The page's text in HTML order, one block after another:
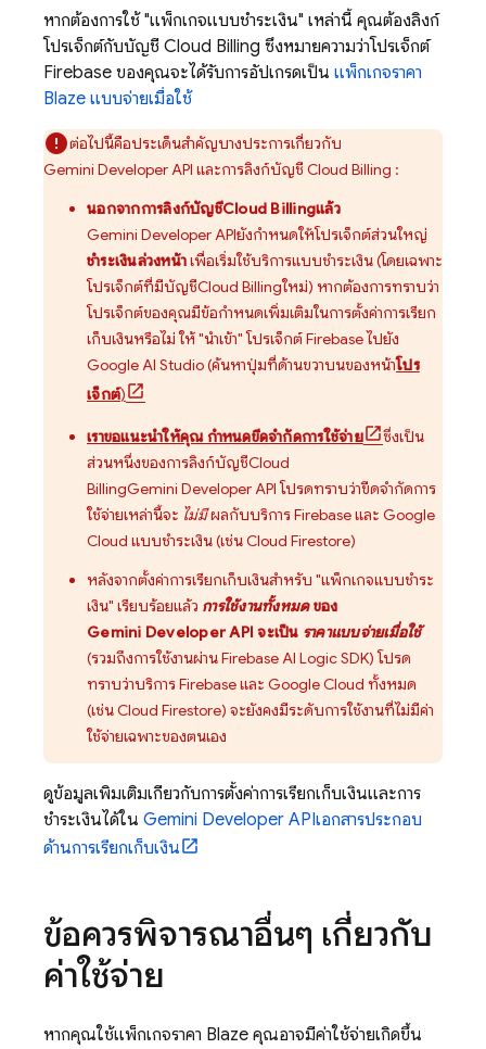
หากต้องการใช้ "แพ็กเกจแบบชำระเงิน" เหล่านี้ คุณต้องลิงก์
โปรเจ็กต์กับบัญชี Cloud Billing ซึ่งหมายความว่าโปรเจ็กต์
Firebase ของคุณจะได้รับการอัปเกรดเป็น แพ็กเกจราคา
Blaze แบบจ่ายเมื่อใช้
ต่อไปนี้คือประเด็นสำคัญบางประการเกี่ยวกับ
Gemini Developer API และการลิงก์บัญชี Cloud Billing :
นอกจากการลิงก์บัญชีCloud Billingแล้ว
Gemini Developer APIยังกำหนดให้โปรเจ็กต์ส่วนใหญ่
ชำระเงินล่วงหน้าเพื่อเริ่มใช้บริการแบบชำระเงิน (โดยเฉพาะ
โปรเจ็กต์ที่มีบัญชีCloud Billingใหม่) หากต้องการทราบว่า
โปรเจ็กต์ของคุณมีข้อกำหนดเพิ่มเติมในการตั้งค่าการเรียก
เก็บเงินหรือไม่ ให้ "นำเข้า" โปรเจ็กต์ Firebase ไปยัง
Google AI Studio(ค้นหาปุ่มที่ด้านขวาบนของหน้าโปร
เจ็กต์)
เราขอแนะนำให้คุณ กำหนดขีดจำกัดการใช้จ่าย
ซึ่งเป็น
ส่วนหนึ่งของการลิงก์บัญชีCloud
BillingGemini Developer APIโปรดทราบว่าขีดจำกัดการ
ใช้จ่ายเหล่านี้จะ ไม่มีผลกับบริการ Firebase และ Google
Cloud แบบชำระเงิน (เช่นCloud Firestore)
หลังจากตั้งค่าการเรียกเก็บเงินสำหรับ "แพ็กเกจแบบชำระ
เงิน" เรียบร้อยแล้ว การใช้งานทั้งหมดของ
Gemini Developer API จะเป็น ราคาแบบจ่ายเมื่อใช้
(รวมถึงการใช้งานผ่านFirebase AI LogicSDK) โปรด
ทราบว่าบริการ Firebase และ Google Cloud ทั้งหมด
(เช่นCloud Firestore) จะยังคงมีระดับการใช้งานที่ไม่มีค่า
ใช้จ่ายเฉพาะของตนเอง
ดูข้อมูลเพิ่มเติมเกี่ยวกับการตั้งค่าการเรียกเก็บเงินและการ
ชำระเงินได้ใน Gemini Developer APIเอกสารประกอบ
ด้านการเรียกเก็บเงิน
ข้อควรพิจารณาอื่นๆ เกี่ยวกับ
ค่าใช้จ่าย
หากคุณใช้แพ็กเกจราคา Blaze คุณอาจมีค่าใช้จ่ายเกิดขึ้น